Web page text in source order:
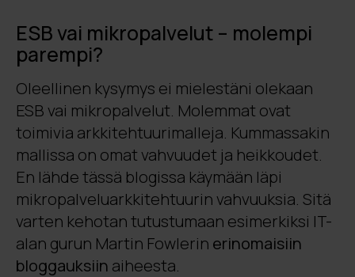
ESB vai mikropalvelut – molempi
parempi?
Oleellinen kysymys ei mielestäni olekaan
ESB vai mikropalvelut. Molemmat ovat
toimivia arkkitehtuurimalleja. Kummassakin
mallissa on omat vahvuudet ja heikkoudet.
En lähde tässä blogissa käymään läpi
mikropalveluarkkitehtuurin vahvuuksia. Sitä
varten kehotan tutustumaan esimerkiksi IT-
alan gurun Martin Fowlerin erinomaisiin
bloggauksiin aiheesta.